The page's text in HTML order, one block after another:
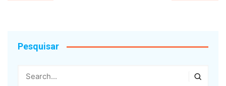
de
Pesquisar